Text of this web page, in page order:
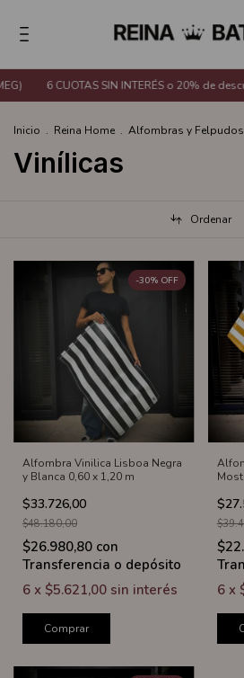
6 CUOTAS SIN INTERÉS o 20% de
Inicio . Reina Home . Alfombras y Felpudos
Vinílicas
Ordenar
Alfombra Vinilica Lisboa Negra
y Blanca 0,60 x 1,20 m
$33.726,00
-30% OFF
$48.180,00
$26.980,80 con
Transferencia o depósito
6 x $5.621,00 sin interés
Comprar
6 x